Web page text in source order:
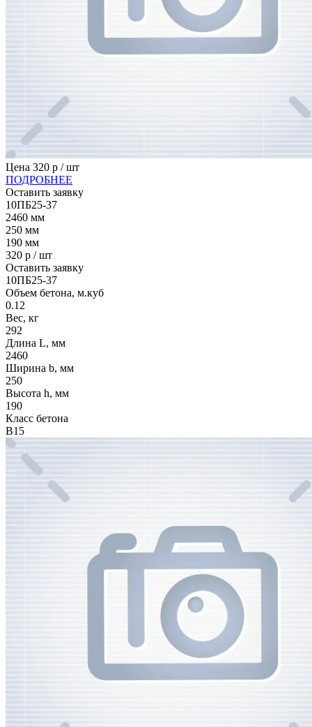
Цена 320 р / шт
ПОДРОБНЕЕ
Оставить заявку
10ПБ25-37
2460 мм
250 мм
190 мм
320 р / шт
Оставить заявку
10ПБ25-37
Объем бетона, м.куб
0.12
Вес, кг
292
Длина L, мм
2460
Ширина b, мм
250
Высота h, мм
190
Класс бетона
В15